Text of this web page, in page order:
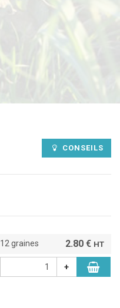
CONSEILS
12 graines 2.80 € HT
+